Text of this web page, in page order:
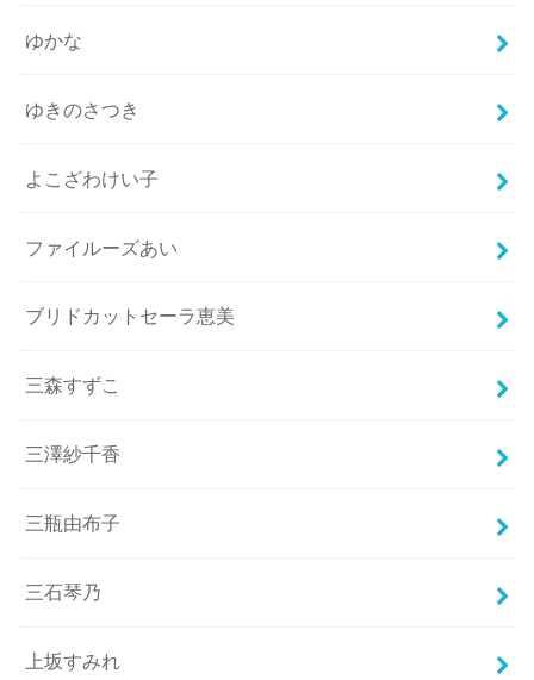
ゆかな
ゆきのさつき
よこざわけい子
ファイルーズあい
ブリドカットセーラ恵美
三森すずこ
三澤紗千香
三瓶由布子
三石琴乃
上坂すみれ